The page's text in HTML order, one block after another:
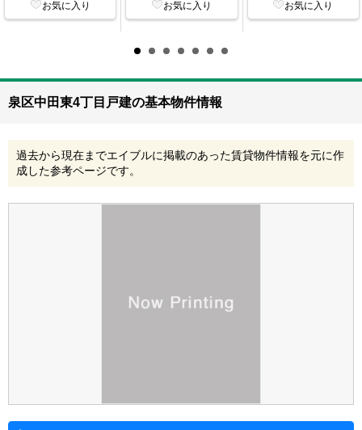
お気に入り お気に入り お気に入り
泉区中田東4丁目戸建の基本物件情報
過去から現在までエイブルに掲載のあった賃貸物件情報を元に作
成した参考ページです。